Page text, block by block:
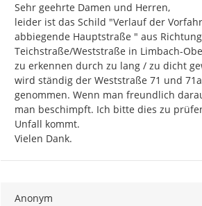
Sehr geehrte Damen und Herren,
leider ist das Schild "Verlauf der
abbiegende Hauptstraße " aus Richtung
Teichstraße/Weststraße in Limbach-
zu erkennen durch zu lang / zu dicht
wird ständig der Weststraße 71 und
genommen. Wenn man freundlich
man beschimpft. Ich bitte dies zu
Unfall kommt.
Vielen Dank.
Anonym